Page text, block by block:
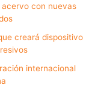
con nuevas
creará dispositivo
internacional